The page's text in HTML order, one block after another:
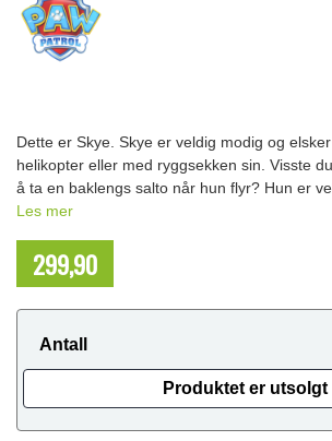
Dette er Skye. Skye er veldig modig og
helikopter eller med ryggsekken sin. Visste
å ta en baklengs salto når hun flyr? Hun er
Les mer
299,90
Antall
Produktet er utsolgt